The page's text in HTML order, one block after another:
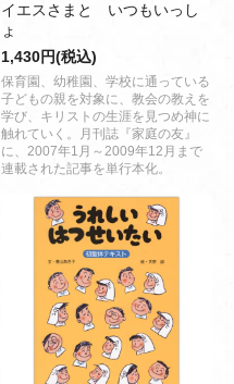
イエスさまと いつもいっし
ょ
1,430円(税込)
保育園、幼稚園、学校に通っている
子どもの親を対象に、教会の教えを
学び、キリストの生涯を見つめ神に
触れていく。月刊誌『家庭の友』
に、2007年1月～2009年12月まで
連載された記事を単行本化。